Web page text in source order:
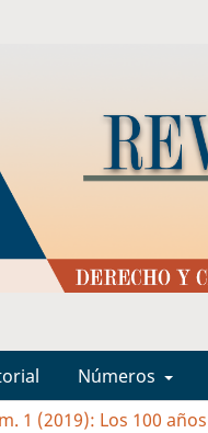
Números
1 (2019): Los 100